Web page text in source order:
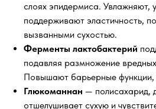
слоях эпидермиса. Увлажняют,
поддерживают эластичность,
вызванными сухостью.
Ферменты лактобактерий
подавляя размножение
Повышают барьерные
Глюкоманнан — полисахарид,
отшелушивает сухую и